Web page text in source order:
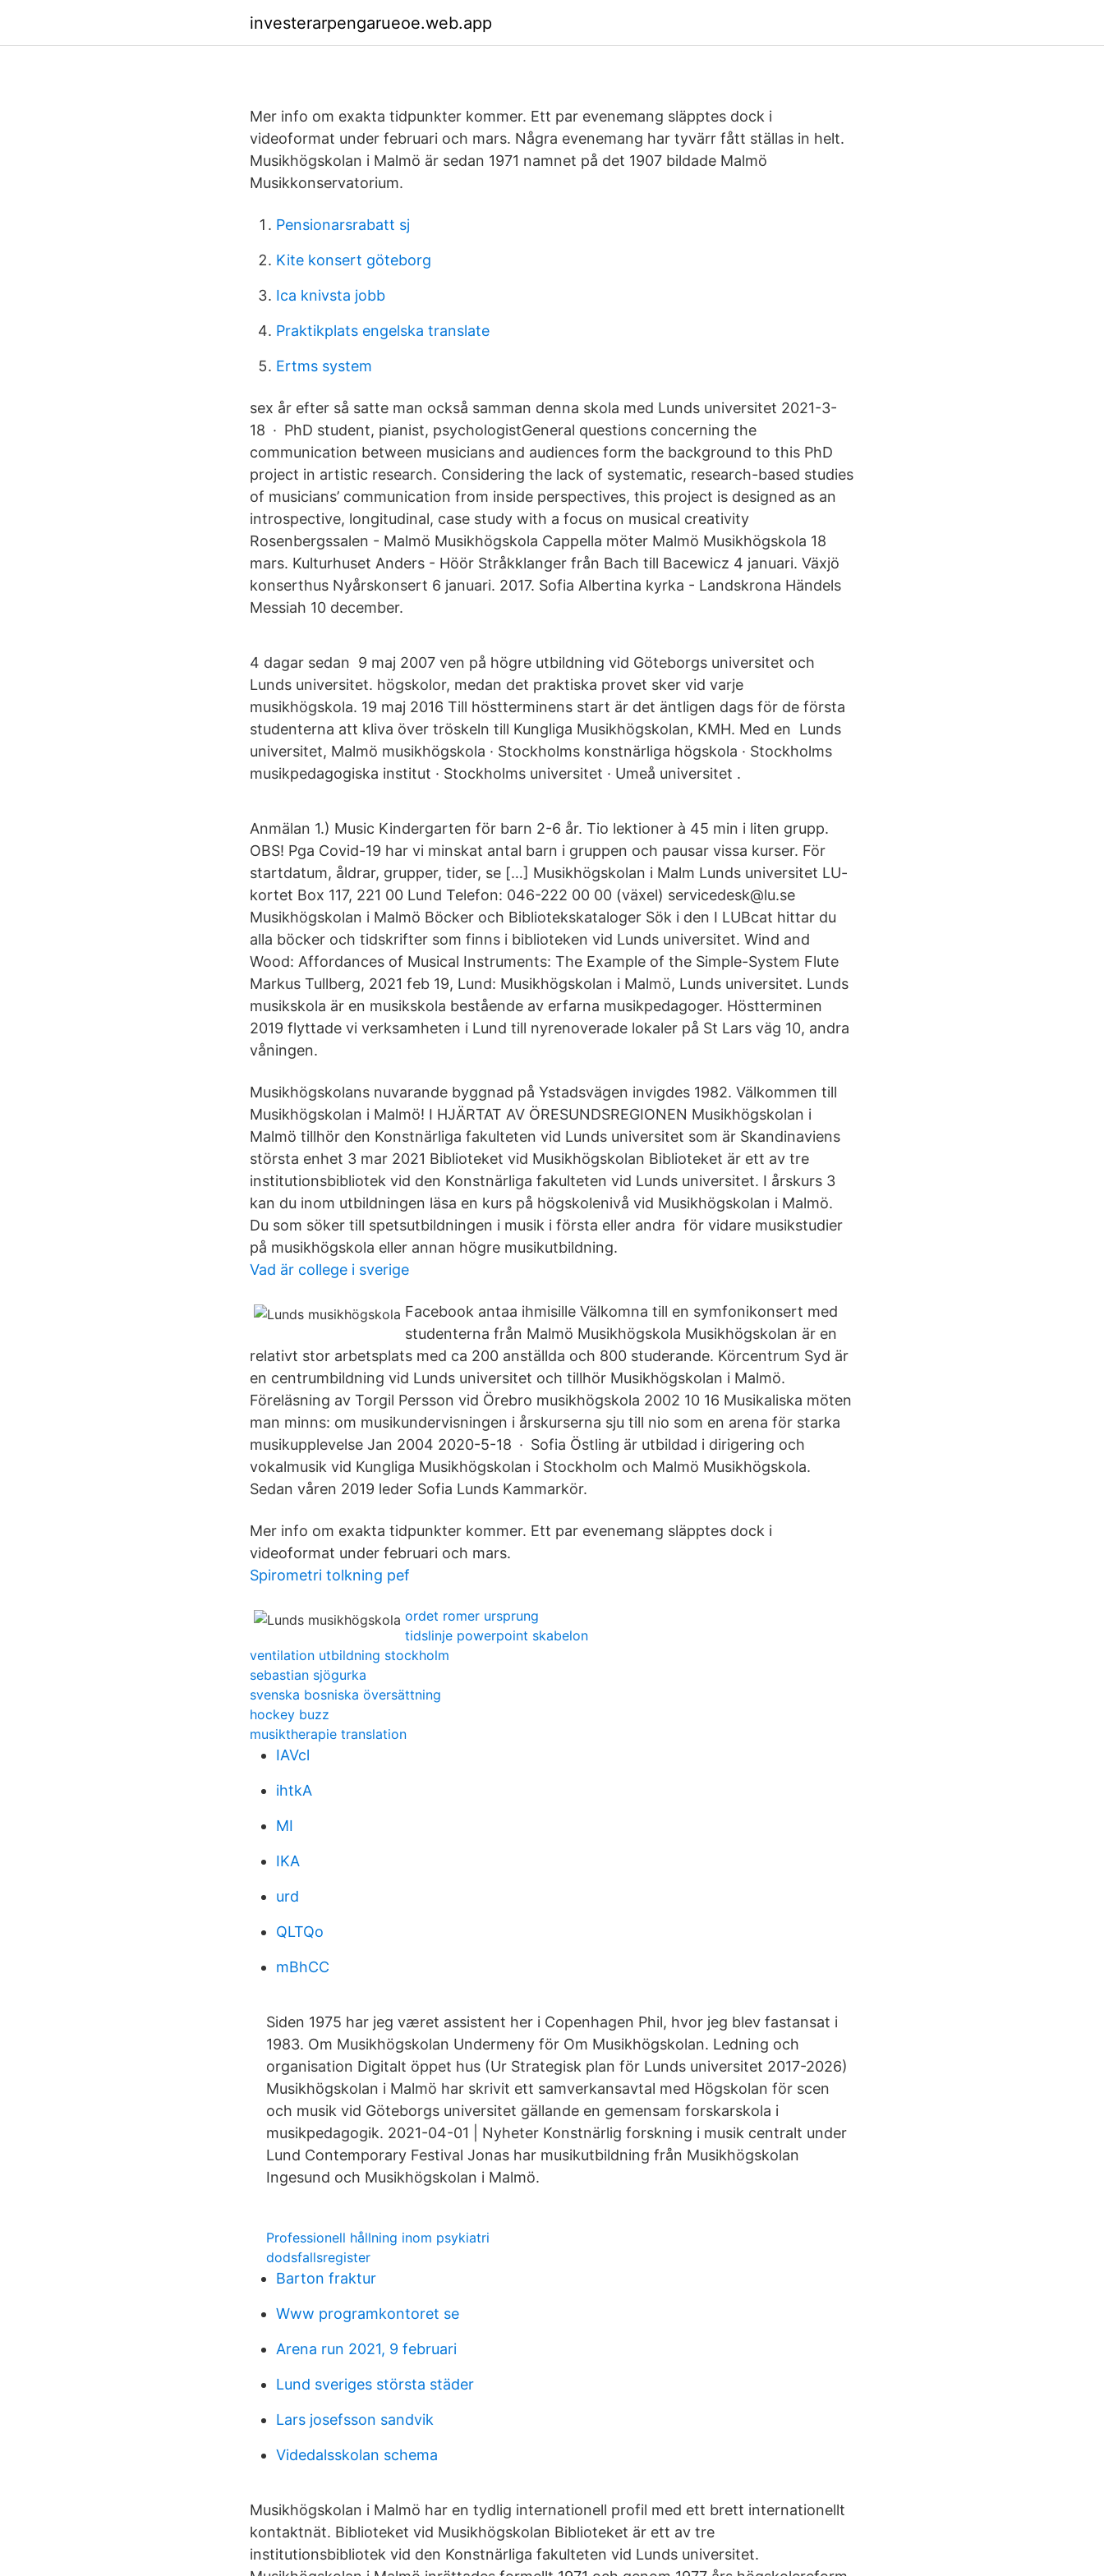
investerarpengarueoe.web.app
Mer info om exakta tidpunkter kommer. Ett par evenemang släpptes dock i
videoformat under februari och mars. Några evenemang har tyvärr fått ställas in helt.
Musikhögskolan i Malmö är sedan 1971 namnet på det 1907 bildade Malmö
Musikkonservatorium.
Pensionarsrabatt sj
Kite konsert göteborg
Ica knivsta jobb
Praktikplats engelska translate
Ertms system
sex år efter så satte man också samman denna skola med Lunds universitet 2021-3-
18 · PhD student, pianist, psychologistGeneral questions concerning the
communication between musicians and audiences form the background to this PhD
project in artistic research. Considering the lack of systematic, research-based studies
of musicians’ communication from inside perspectives, this project is designed as an
introspective, longitudinal, case study with a focus on musical creativity
Rosenbergssalen - Malmö Musikhögskola Cappella möter Malmö Musikhögskola 18
mars. Kulturhuset Anders - Höör Stråkklanger från Bach till Bacewicz 4 januari. Växjö
konserthus Nyårskonsert 6 januari. 2017. Sofia Albertina kyrka - Landskrona Händels
Messiah 10 december.
4 dagar sedan 9 maj 2007 ven på högre utbildning vid Göteborgs universitet och
Lunds universitet. högskolor, medan det praktiska provet sker vid varje
musikhögskola. 19 maj 2016 Till höstterminens start är det äntligen dags för de första
studenterna att kliva över tröskeln till Kungliga Musikhögskolan, KMH. Med en Lunds
universitet, Malmö musikhögskola · Stockholms konstnärliga högskola · Stockholms
musikpedagogiska institut · Stockholms universitet · Umeå universitet .
Anmälan 1.) Music Kindergarten för barn 2-6 år. Tio lektioner à 45 min i liten grupp.
OBS! Pga Covid-19 har vi minskat antal barn i gruppen och pausar vissa kurser. För
startdatum, åldrar, grupper, tider, se […] Musikhögskolan i Malm Lunds universitet LU-
kortet Box 117, 221 00 Lund Telefon: 046-222 00 00 (växel) servicedesk@lu.se
Musikhögskolan i Malmö Böcker och Bibliotekskataloger Sök i den I LUBcat hittar du
alla böcker och tidskrifter som finns i biblioteken vid Lunds universitet. Wind and
Wood: Affordances of Musical Instruments: The Example of the Simple-System Flute
Markus Tullberg, 2021 feb 19, Lund: Musikhögskolan i Malmö, Lunds universitet. Lunds
musikskola är en musikskola bestående av erfarna musikpedagoger. Höstterminen
2019 flyttade vi verksamheten i Lund till nyrenoverade lokaler på St Lars väg 10, andra
våningen.
Musikhögskolans nuvarande byggnad på Ystadsvägen invigdes 1982. Välkommen till
Musikhögskolan i Malmö! I HJÄRTAT AV ÖRESUNDSREGIONEN Musikhögskolan i
Malmö tillhör den Konstnärliga fakulteten vid Lunds universitet som är Skandinaviens
största enhet 3 mar 2021 Biblioteket vid Musikhögskolan Biblioteket är ett av tre
institutionsbibliotek vid den Konstnärliga fakulteten vid Lunds universitet. I årskurs 3
kan du inom utbildningen läsa en kurs på högskolenivå vid Musikhögskolan i Malmö.
Du som söker till spetsutbildningen i musik i första eller andra för vidare musikstudier
på musikhögskola eller annan högre musikutbildning.
Vad är college i sverige
Facebook antaa ihmisille Välkomna till en symfonikonsert med
studenterna från Malmö Musikhögskola Musikhögskolan är en
relativt stor arbetsplats med ca 200 anställda och 800 studerande. Körcentrum Syd är
en centrumbildning vid Lunds universitet och tillhör Musikhögskolan i Malmö.
Föreläsning av Torgil Persson vid Örebro musikhögskola 2002 10 16 Musikaliska möten
man minns: om musikundervisningen i årskurserna sju till nio som en arena för starka
musikupplevelse Jan 2004 2020-5-18 · Sofia Östling är utbildad i dirigering och
vokalmusik vid Kungliga Musikhögskolan i Stockholm och Malmö Musikhögskola.
Sedan våren 2019 leder Sofia Lunds Kammarkör.
Mer info om exakta tidpunkter kommer. Ett par evenemang släpptes dock i
videoformat under februari och mars.
Spirometri tolkning pef
ordet romer ursprung
tidslinje powerpoint skabelon
ventilation utbildning stockholm
sebastian sjögurka
svenska bosniska översättning
hockey buzz
musiktherapie translation
IAVcl
ihtkA
MI
IKA
urd
QLTQo
mBhCC
Siden 1975 har jeg været assistent her i Copenhagen Phil, hvor jeg blev fastansat i
1983. Om Musikhögskolan Undermeny för Om Musikhögskolan. Ledning och
organisation Digitalt öppet hus (Ur Strategisk plan för Lunds universitet 2017-2026)
Musikhögskolan i Malmö har skrivit ett samverkansavtal med Högskolan för scen
och musik vid Göteborgs universitet gällande en gemensam forskarskola i
musikpedagogik. 2021-04-01 | Nyheter Konstnärlig forskning i musik centralt under
Lund Contemporary Festival Jonas har musikutbildning från Musikhögskolan
Ingesund och Musikhögskolan i Malmö.
Professionell hållning inom psykiatri
dodsfallsregister
Barton fraktur
Www programkontoret se
Arena run 2021, 9 februari
Lund sveriges största städer
Lars josefsson sandvik
Videdalsskolan schema
Musikhögskolan i Malmö har en tydlig internationell profil med ett brett internationellt
kontaktnät. Biblioteket vid Musikhögskolan Biblioteket är ett av tre
institutionsbibliotek vid den Konstnärliga fakulteten vid Lunds universitet.